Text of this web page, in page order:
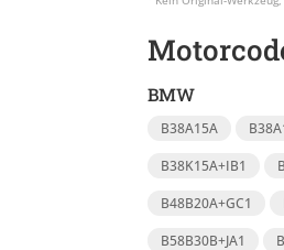
BMW
B38A15A
B38K15A+IB1
B48B20A+GC1
B58B30B+JA1